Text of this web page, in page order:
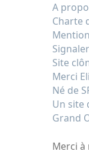
A
Charte
Site
Merci
Né de
Un site
Grand
Merci à